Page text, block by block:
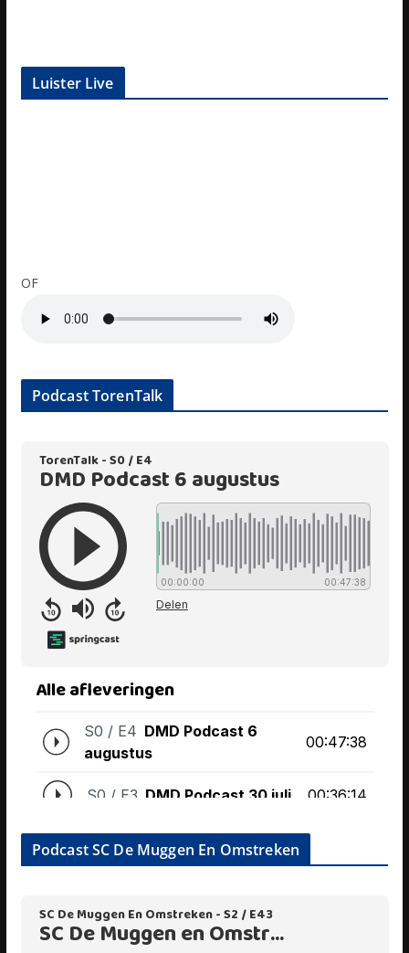
Luister Live
OF
Podcast TorenTalk
Podcast SC De Muggen En Omstreken